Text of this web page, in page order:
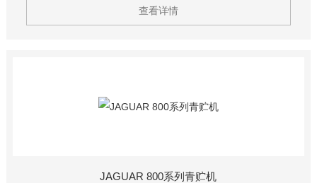
查看详情
JAGUAR 800系列青贮机